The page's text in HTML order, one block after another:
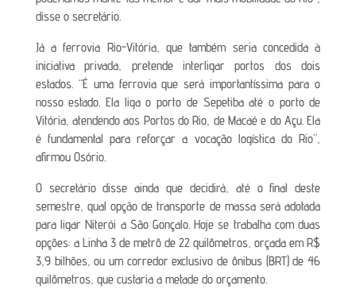
disse o secretário.
Já a ferrovia Rio-Vitória, que também seria concedida à
iniciativa privada, pretende interligar portos dos dois
estados. “É uma ferrovia que será importantíssima para o
nosso estado. Ela liga o porto de Sepetiba até o porto de
Vitória, atendendo aos Portos do Rio, de Macaé e do Açu. Ela
é fundamental para reforçar a vocação logística do Rio”,
afirmou Osório.
O secretário disse ainda que decidirá, até o final deste
semestre, qual opção de transporte de massa será adotada
para ligar Niterói a São Gonçalo. Hoje se trabalha com duas
opções: a Linha 3 de metrô de 22 quilômetros, orçada em R$
3,9 bilhões, ou um corredor exclusivo de ônibus (BRT) de 46
quilômetros, que custaria a metade do orçamento.